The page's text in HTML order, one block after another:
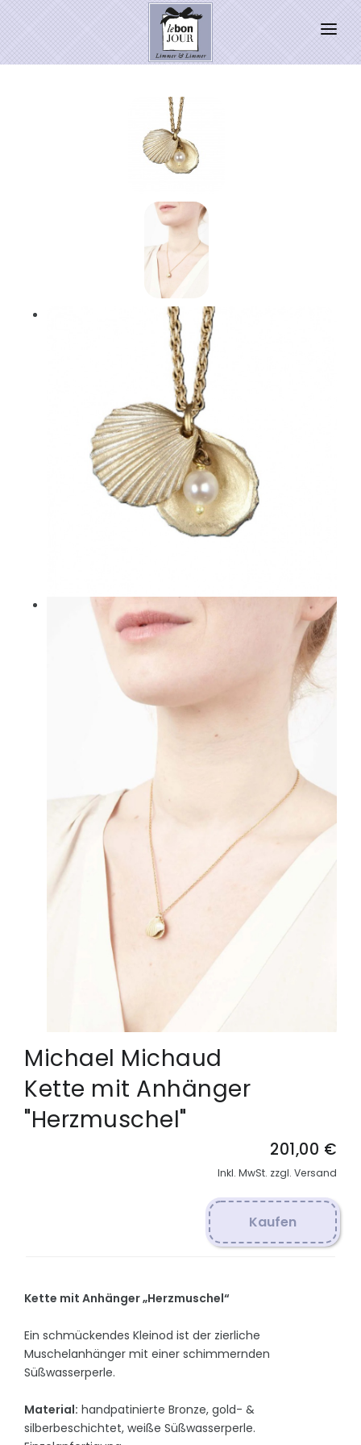
HOME
WEIHNACHTSZAUBER 2026
Michael Michaud
Kette mit Anhänger
"Herzmuschel"
201,00 €
Inkl. MwSt. zzgl. Versand
Kaufen
Kette mit Anhänger „Herzmuschel“
Ein schmückendes Kleinod ist der zierliche
Muschelanhänger mit einer schimmernden
Süßwasserperle.
Material: handpatinierte Bronze, gold- &
silberbeschichtet, weiße Süßwasserperle.